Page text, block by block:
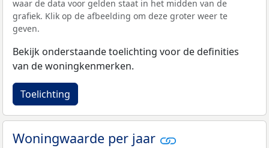
waar de data voor gelden staat in het midden van de
grafiek. Klik op de afbeelding om deze groter weer te
geven.
Bekijk onderstaande toelichting voor de definities
van de woningkenmerken.
Toelichting
Woningwaarde per jaar